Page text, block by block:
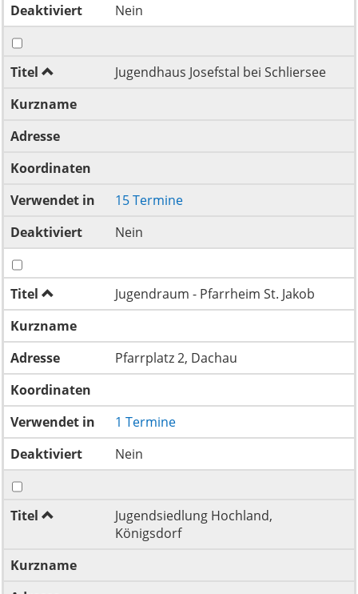
Deaktiviert
Nein
Titel
Jugendhaus Josefstal bei Schliersee
Kurzname
Adresse
Koordinaten
Verwendet in
15 Termine
Deaktiviert
Nein
Titel
Jugendraum - Pfarrheim St. Jakob
Kurzname
Adresse
Pfarrplatz 2, Dachau
Koordinaten
Verwendet in
1 Termine
Deaktiviert
Nein
Titel
Jugendsiedlung Hochland,
Königsdorf
Kurzname